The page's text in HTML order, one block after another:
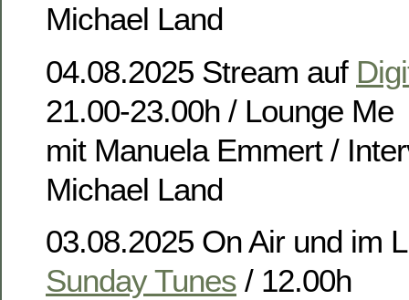
Michael Land
04.08.2025 Stream auf
21.00-23.00h / Lounge Me
mit Manuela Emmert /
Michael Land
03.08.2025 On Air und im
Sunday Tunes / 12.00h